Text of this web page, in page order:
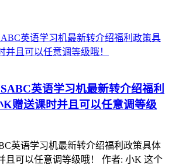
英语学习机最新转介绍福利
赠送课时并且可以任意调等级
英语学习机最新转介绍福利政策具体
且可以任意调等级哦！ 作者: 小K 这个